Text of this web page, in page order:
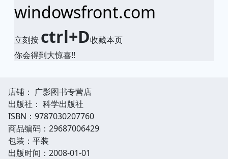
windowsfront.com
立刻按 ctrl+D收藏本页
你会得到大惊喜!!
店铺： 广影图书专营店
出版社： 科学出版社
ISBN：9787030207760
商品编码：29687006429
包装：平装
出版时间：2008-01-01